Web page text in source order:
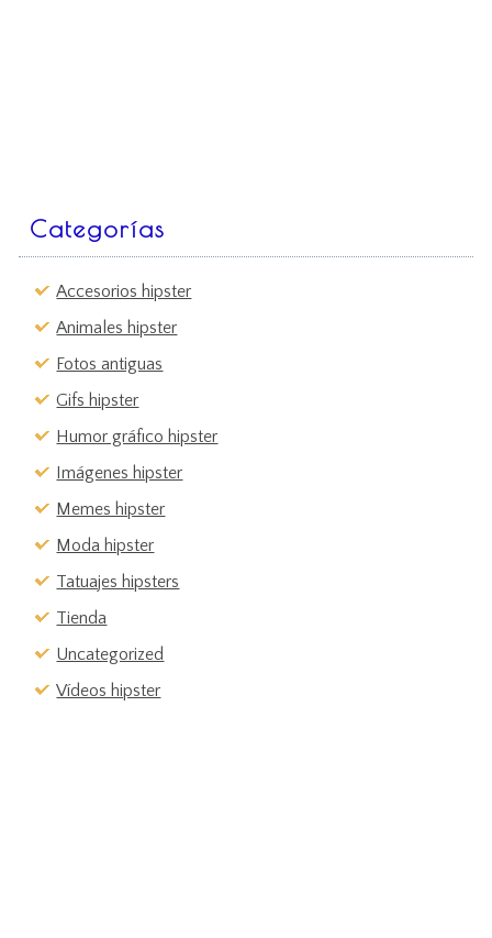
Categorías
Accesorios hipster
Animales hipster
Fotos antiguas
Gifs hipster
Humor gráfico hipster
Imágenes hipster
Memes hipster
Moda hipster
Tatuajes hipsters
Tienda
Uncategorized
Vídeos hipster